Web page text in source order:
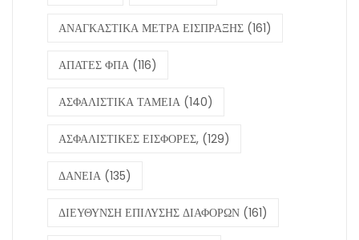
ΑΝΑΓΚΑΣΤΙΚΑ ΜΕΤΡΑ ΕΙΣΠΡΑΞΗΣ (161)
ΑΠΑΤΕΣ ΦΠΑ (116)
ΑΣΦΑΛΙΣΤΙΚΑ ΤΑΜΕΙΑ (140)
ΑΣΦΑΛΙΣΤΙΚΕΣ ΕΙΣΦΟΡΕΣ, (129)
ΔΑΝΕΙΑ (135)
ΔΙΕΥΘΥΝΣΗ ΕΠΙΛΥΣΗΣ ΔΙΑΦΟΡΩΝ (161)